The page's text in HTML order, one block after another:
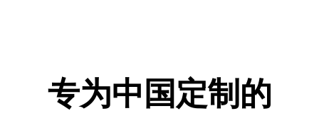
专为中国定制的